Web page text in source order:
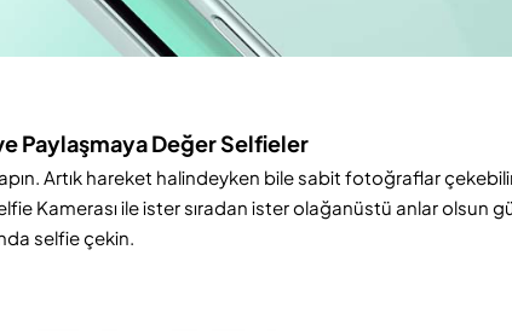
Paylaşmaya Değer Selfieler
Artık hareket halindeyken bile sabit fotoğraflar
Kamerası ile ister sıradan ister olağanüstü anlar olsun
selfie çekin.